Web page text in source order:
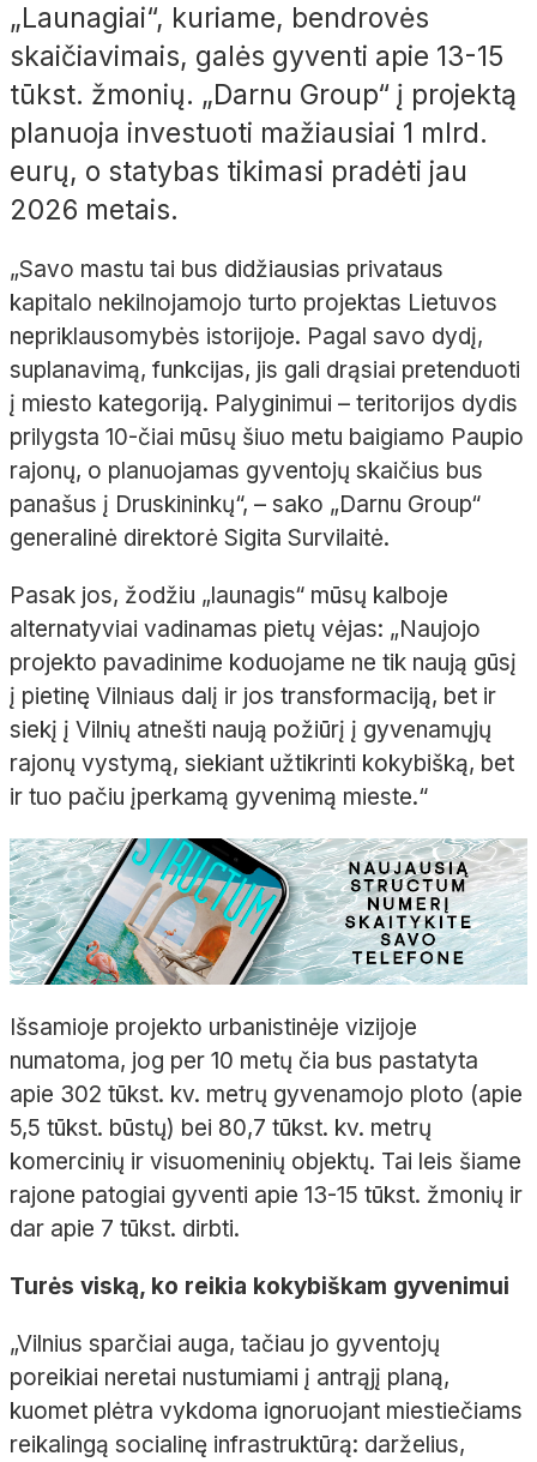
„Launagiai“, kuriame, bendrovės
skaičiavimais, galės gyventi apie 13-15
tūkst. žmonių. „Darnu Group“ į projektą
planuoja investuoti mažiausiai 1 mlrd.
eurų, o statybas tikimasi pradėti jau
2026 metais.
„Savo mastu tai bus didžiausias privataus
kapitalo nekilnojamojo turto projektas Lietuvos
nepriklausomybės istorijoje. Pagal savo dydį,
suplanavimą, funkcijas, jis gali drąsiai pretenduoti
į miesto kategoriją. Palyginimui – teritorijos dydis
prilygsta 10-čiai mūsų šiuo metu baigiamo Paupio
rajonų, o planuojamas gyventojų skaičius bus
panašus į Druskininkų“, – sako „Darnu Group“
generalinė direktorė Sigita Survilaitė.
Pasak jos, žodžiu „launagis“ mūsų kalboje
alternatyviai vadinamas pietų vėjas: „Naujojo
projekto pavadinime koduojame ne tik naują gūsį
į pietinę Vilniaus dalį ir jos transformaciją, bet ir
siekį į Vilnių atnešti naują požiūrį į gyvenamųjų
rajonų vystymą, siekiant užtikrinti kokybišką, bet
ir tuo pačiu įperkamą gyvenimą mieste.“
Išsamioje projekto urbanistinėje vizijoje
numatoma, jog per 10 metų čia bus pastatyta
apie 302 tūkst. kv. metrų gyvenamojo ploto (apie
5,5 tūkst. būstų) bei 80,7 tūkst. kv. metrų
komercinių ir visuomeninių objektų. Tai leis šiame
rajone patogiai gyventi apie 13-15 tūkst. žmonių ir
dar apie 7 tūkst. dirbti.
Turės viską, ko reikia kokybiškam gyvenimui
„Vilnius sparčiai auga, tačiau jo gyventojų
poreikiai neretai nustumiami į antrąjį planą,
kuomet plėtra vykdoma ignoruojant miestiečiams
reikalingą socialinę infrastruktūrą: darželius,